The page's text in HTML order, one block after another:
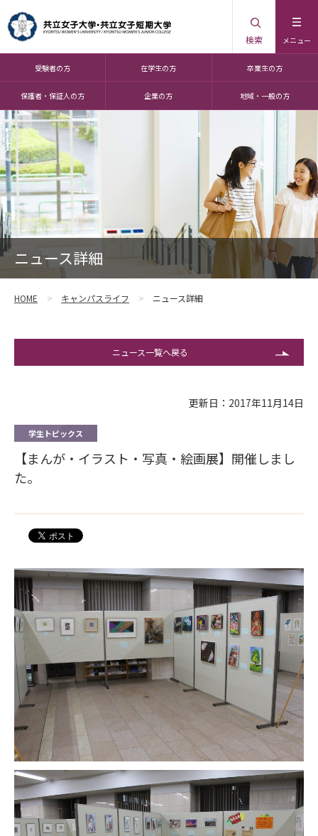
メニュー
検索
受験者の方 在学生の方 卒業生の方
保護者・保証人の方 企業の方 地域・一般の方
ニュース詳細
HOME キャンパスライフ ニュース詳細
ニュース一覧へ戻る
更新日：2017年11月14日
学生トピックス
【まんが・イラスト・写真・絵画展】開催しまし
た。